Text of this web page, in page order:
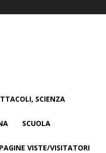
SCIENZA
SCUOLA
VISTE/VISITATORI